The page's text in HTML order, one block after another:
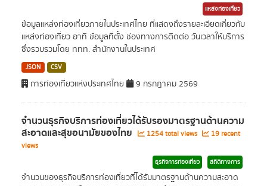
แหล่งท่องเที่ยว
ข้อมูลแหล่งท่องเที่ยวภายในประเทศไทย ที่แสดงถึงรายละเอียดเกี่ยวกับ
แหล่งท่องเที่ยว อาทิ ข้อมูลที่ตั้ง ช่องทางการติดต่อ วันเวลาให้บริการ
ซึ่งรวบรวมโดย ททท. สำนักงานในประเทศ
JSON CSV
การท่องเที่ยวแห่งประเทศไทย 9 กรกฎาคม 2569
จำนวนธุรกิจบริการท่องเที่ยวได้รับรองมาตรฐานด้านความ
สะอาดและสุขอนามัยของไทย 1254 total views
19 recent
views
ธุรกิจการท่องเที่ยว สถิติทางการ
จำนวนของธุรกิจบริการท่องเที่ยวที่ได้รับมาตรฐานด้านความสะอาด